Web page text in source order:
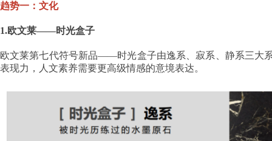
趋势一：文化
1.欧文莱——时光盒子
欧文莱第七代符号新品——时光盒子由逸系、寂系、静系三大
表现力，人文素养需要更高级情感的意境表达。